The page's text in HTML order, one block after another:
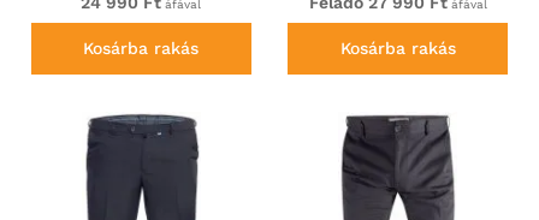
áfával
Kosárba rakás
áfával
Kosárba rakás